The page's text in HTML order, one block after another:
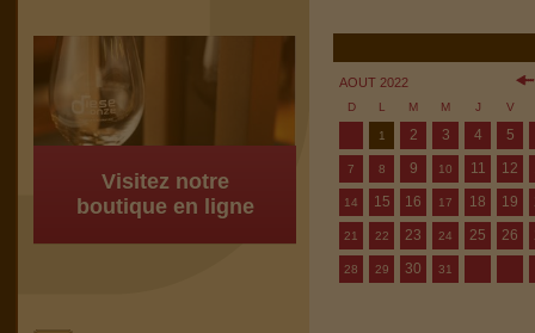
Visitez notre
boutique en ligne
AOUT 2022
D L M M J V
1 2 3 4 5
7 8 9 10 11 12
14 15 16 17 18 19
21 22 23 24 25 26
28 29 30 31